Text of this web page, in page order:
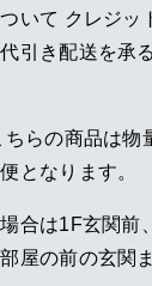
いて クレジ
引き配送を承
らの商品は物
となります。
合は1F玄関前
屋の前の玄関